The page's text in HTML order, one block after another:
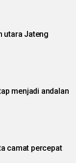
utara Jateng
menjadi andalan
camat percepat